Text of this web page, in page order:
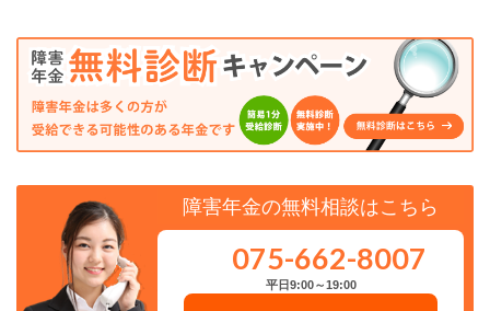
障害年金の無料相談はこちら
075-662-8007
平日9:00～19:00